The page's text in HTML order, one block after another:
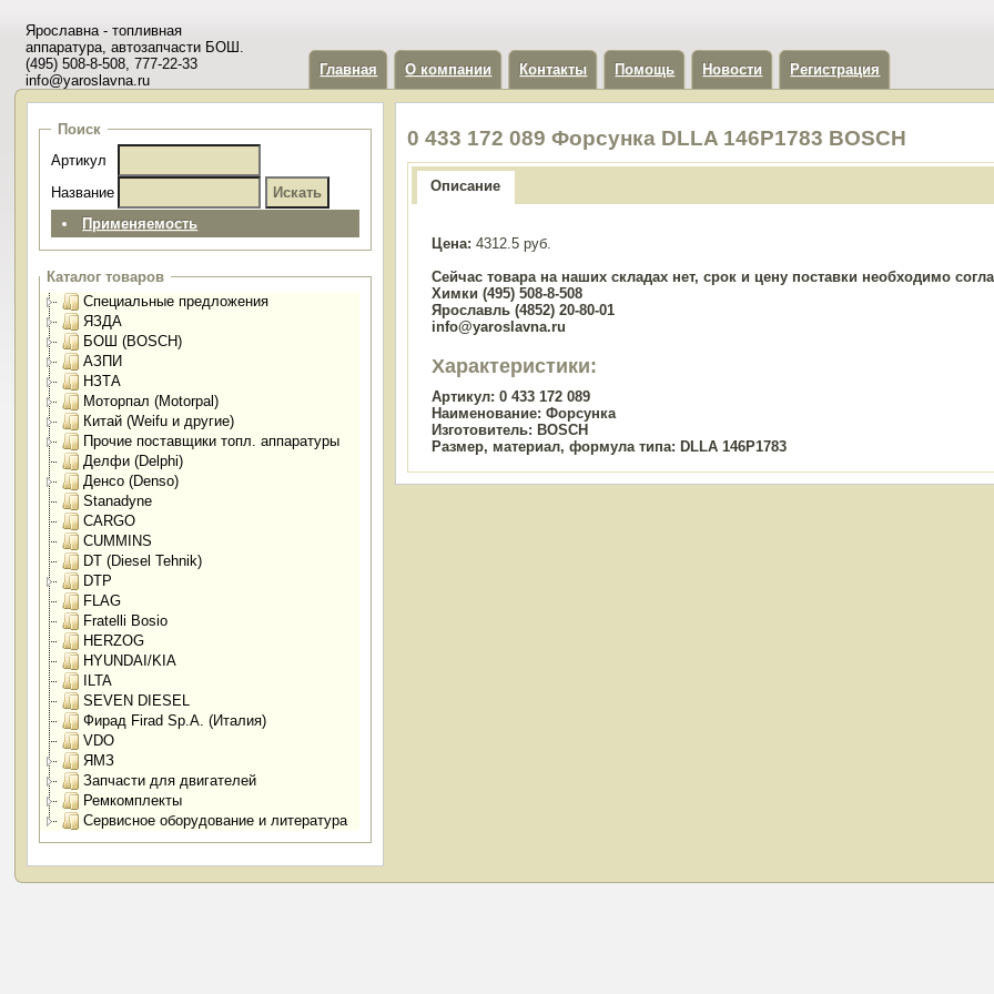
Ярославна - топливная
аппаратура, автозапчасти БОШ.
(495) 508-8-508, 777-22-33
info@yaroslavna.ru
Главная О компании Контакты Помощь Новости Регистрация
Поиск
Артикул
Название
Применяемость
Каталог товаров
Специальные предложения
ЯЗДА
БОШ (BOSCH)
АЗПИ
НЗТА
Моторпал (Motorpal)
Китай (Weifu и другие)
Прочие поставщики топл. аппаратуры
Делфи (Delphi)
Денсо (Denso)
Stanadyne
CARGO
CUMMINS
DT (Diesel Tehnik)
DTP
FLAG
Fratelli Bosio
HERZOG
HYUNDAI/KIA
ILTA
SEVEN DIESEL
Фирад Firad Sp.A. (Италия)
VDO
ЯМЗ
Запчасти для двигателей
Ремкомплекты
Сервисное оборудование и литература
0 433 172 089 Форсунка DLLA 146P1783 BOSCH
Описание
Цена: 4312.5 руб.
Сейчас товара на наших складах нет, срок и цену поставки необходимо
Химки (495) 508-8-508
Ярославль (4852) 20-80-01
info@yaroslavna.ru
Характеристики:
Артикул: 0 433 172 089
Наименование: Форсунка
Изготовитель: BOSCH
Размер, материал, формула типа: DLLA 146P1783